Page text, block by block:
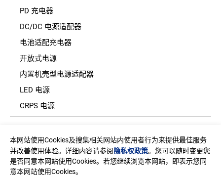
PD 充电器
DC/DC 电源适配器
电池适配充电器
开放式电源
内置机壳型电源适配器
LED 电源
CRPS 电源
地址
台湾新北市中和区建一路150号11楼之2(E栋)
邮箱
本网站使用Cookies及搜集相关网站内使用者行为来提供最佳服务
并改善使用体验。详细内容请参阅 隐私权政策。您可以随时变更您
是否同意本网站使用Cookies。若您继续浏览本网站，即表示您同
意本网站使用Cookies。